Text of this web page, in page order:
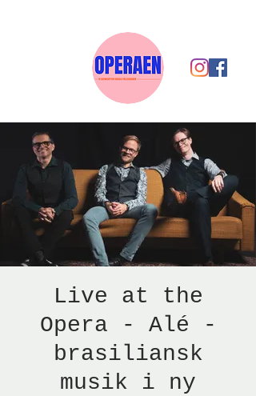
Live at the
Opera - Alé -
brasiliansk
musik i ny